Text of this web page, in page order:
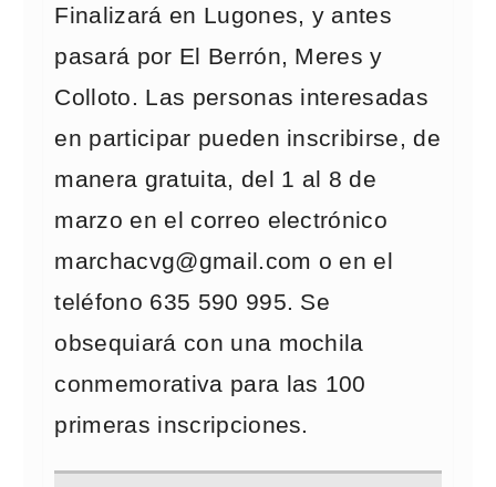
Finalizará en Lugones, y antes
pasará por El Berrón, Meres y
Colloto. Las personas interesadas
en participar pueden inscribirse, de
manera gratuita, del 1 al 8 de
marzo en el correo electrónico
marchacvg@gmail.com o en el
teléfono 635 590 995. Se
obsequiará con una mochila
conmemorativa para las 100
primeras inscripciones.